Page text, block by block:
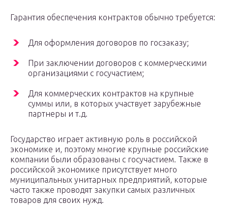
Гарантия обеспечения контрактов обычно требуется:
Для оформления договоров по госзаказу;
При заключении договоров с коммерческими
организациями с госучастием;
Для коммерческих контрактов на крупные
суммы или, в которых участвует зарубежные
партнеры и т.д.
Государство играет активную роль в российской
экономике и, поэтому многие крупные российские
компании были образованы с госучастием. Также в
российской экономике присутствует много
муниципальных унитарных предприятий, которые
часто также проводят закупки самых различных
товаров для своих нужд.